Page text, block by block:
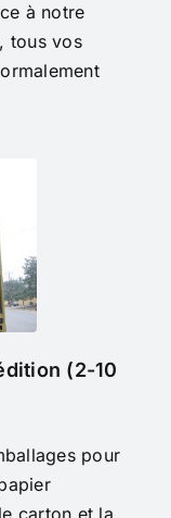
à notre
tous vos
(2-10
pour